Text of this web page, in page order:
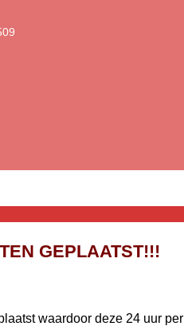
GEPLAATST!!!
waardoor deze 24 uur per